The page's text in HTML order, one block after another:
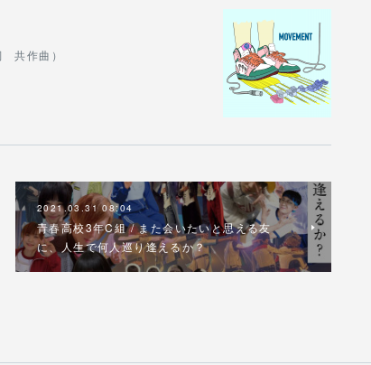
共作曲）
2021.03.31 08:04
青春高校3年C組 / また会いたいと思える友
に、人生で何人巡り逢えるか？